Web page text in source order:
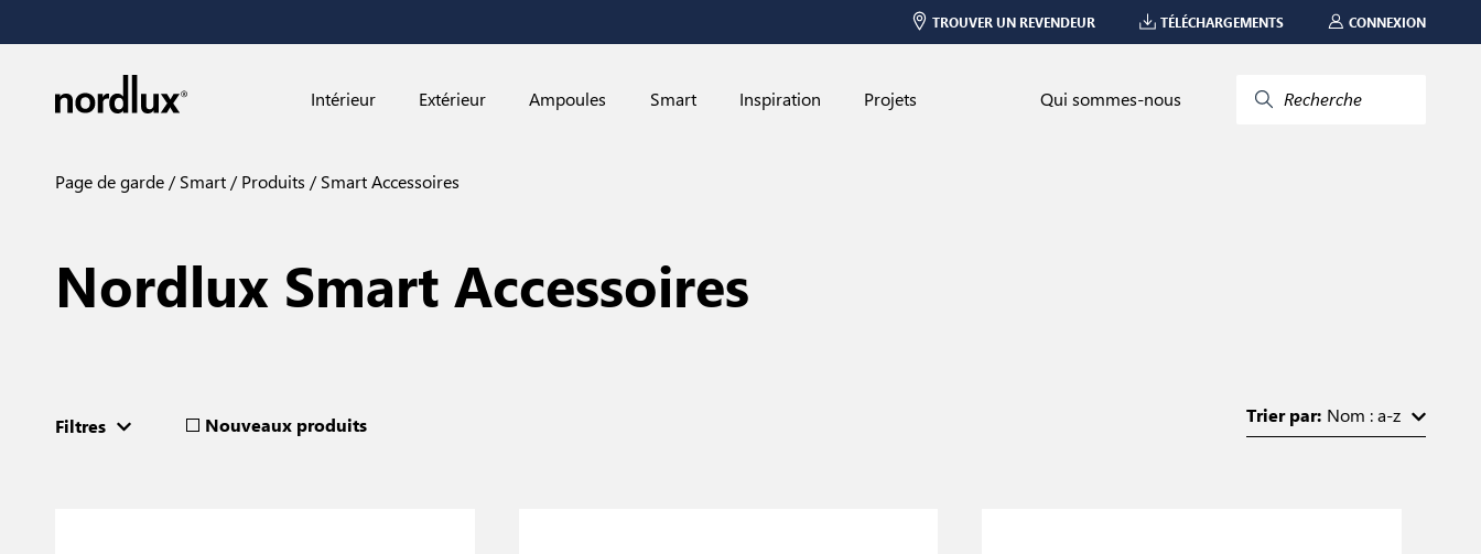
TROUVER UN REVENDEUR TÉLÉCHARGEMENTS CONNEXION
Intérieur Extérieur Ampoules Smart Inspiration Projets Qui sommes-nous Recherche
Page de garde Smart Produits Smart Accessoires
Nordlux Smart Accessoires
Trier par: Nom : a-z
Filtres Nouveaux produits